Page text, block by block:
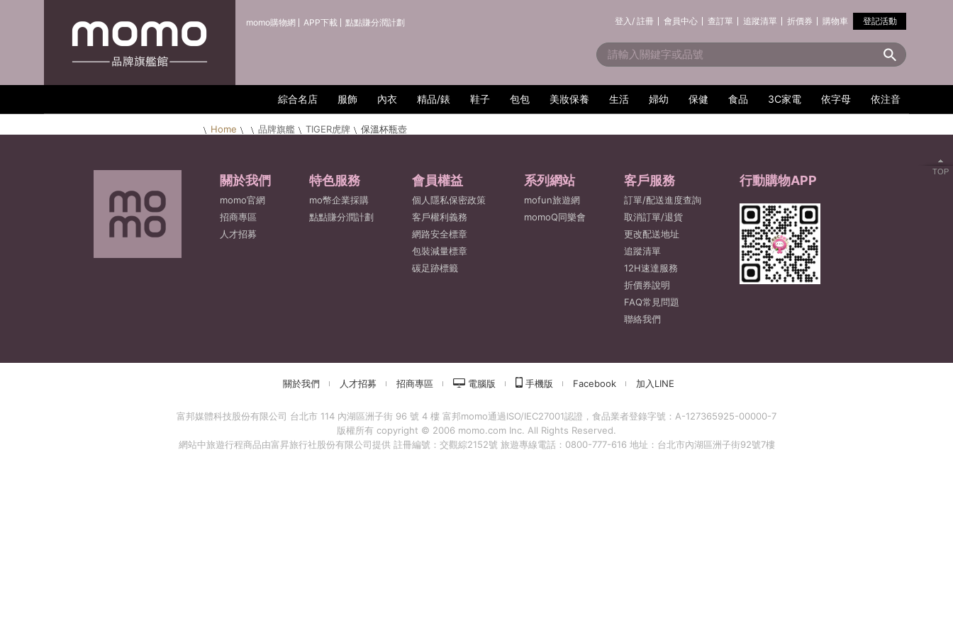
momo購物網 APP下載 點點賺分潤計劃 登記活動
登入/ 註冊 會員中心 查訂單 追蹤清單 折價券 購物車
綜合名店 服飾 內衣 精品/錶 鞋子 包包 美妝保養 生活 婦幼 保健 食品 3C家電 依字母 依注音
Home 品牌旗艦 TIGER虎牌 保溫杯瓶壺
TOP
關於我們
momo官網
招商專區
人才招募
特色服務
mo幣企業採購
點點賺分潤計劃
會員權益
個人隱私保密政策
客戶權利義務
網路安全標章
包裝減量標章
碳足跡標籤
系列網站
mofun旅遊網
momoQ同樂會
客戶服務
訂單/配送進度查詢
取消訂單/退貨
更改配送地址
追蹤清單
12H速達服務
折價券說明
FAQ常見問題
聯絡我們
行動購物APP
關於我們 人才招募 招商專區 電腦版 手機版 Facebook 加入LINE
富邦媒體科技股份有限公司 台北市 114 內湖區洲子街 96 號 4 樓 富邦momo通過ISO/IEC27001認證，食品業者登錄字號：A-127365925-00000-7
版權所有 copyright © 2006 momo.com Inc. All Rights Reserved.
網站中旅遊行程商品由富昇旅行社股份有限公司提供 註冊編號：交觀綜2152號 旅遊專線電話：0800-777-616 地址：台北市內湖區洲子街92號7樓